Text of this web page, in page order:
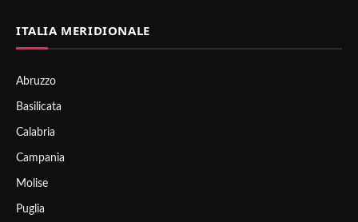
ITALIA MERIDIONALE
Abruzzo
Basilicata
Calabria
Campania
Molise
Puglia